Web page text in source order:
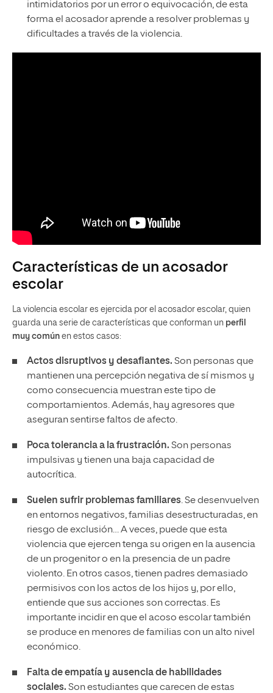
intimidatorios por un error o equivocación, de esta
forma el acosador aprende a resolver problemas y
dificultades a través de la violencia.
Características de un acosador
escolar
La violencia escolar es ejercida por el acosador escolar, quien
guarda una serie de características que conforman un perfil
muy común en estos casos:
Actos disruptivos y desafiantes. Son personas que
mantienen una percepción negativa de sí mismos y
como consecuencia muestran este tipo de
comportamientos. Además, hay agresores que
aseguran sentirse faltos de afecto.
Poca tolerancia a la frustración. Son personas
impulsivas y tienen una baja capacidad de
autocrítica.
Suelen sufrir problemas familiares. Se desenvuelven
en entornos negativos, familias desestructuradas, en
riesgo de exclusión… A veces, puede que esta
violencia que ejercen tenga su origen en la ausencia
de un progenitor o en la presencia de un padre
violento. En otros casos, tienen padres demasiado
permisivos con los actos de los hijos y, por ello,
entiende que sus acciones son correctas. Es
importante incidir en que el acoso escolar también
se produce en menores de familias con un alto nivel
económico.
Falta de empatía y ausencia de habilidades
sociales. Son estudiantes que carecen de estas